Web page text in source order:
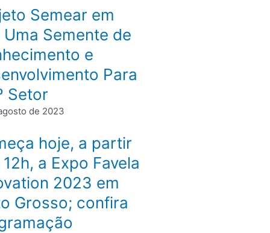
Semear em
Uma Semente de
e
Para
Setor
de 2023
hoje, a partir
a Expo Favela
2023 em
Grosso; confira